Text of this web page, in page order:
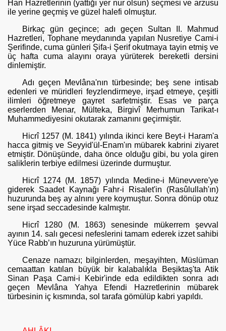
Han Hazretlerinin (yattığı yer nur olsun) seçmesi ve arzusu
ile yerine geçmiş ve güzel halefi olmuştur.
Birkaç gün geçince; adı geçen Sultan II. Mahmud
Hazretleri, Tophane meydanın­da yapılan Nusretiye Cami-i
Şerifinde, cuma günleri Şifa-i Şerif okutma­ya tayin etmiş ve
üç hafta cuma alayını oraya yürüterek bereketli der­sini
dinlemiştir.
Adı geçen Mevlâna'nın türbesinde; beş sene intisab
edenleri ve müridleri feyzlendirmeye, irşad etmeye, çeşitli
ilimleri öğretmeye gayret sarfetmiştir. Esas ve parça
eserlerden Menar, Mülteka, Birgivî Merhu­mun Tarikat-ı
Muhammediyesini okutarak zamanını geçirmiştir.
Hicrî 1257 (M. 1841) yılında ikinci kere Beyt-i Haram'a
hacca gitmiş ve Seyyid'ül-Enam'ın mübarek kabrini ziyaret
etmiştir. Dönüşünde, daha önce olduğu gibi, bu yola giren
saliklerin terbiye edilmesi üzerinde dur­muştur.
Hicrî 1274 (M. 1857) yılında Medine-i Münevvere'ye
giderek Saadet Kaynağı Fahr-i Risalet'in (Rasûlullah'ın)
huzurunda beş ay alnını yere koymuştur. Sonra dönüp otuz
sene irşad seccadesinde kalmıştır.
Hicrî 1280 (M. 1863) senesinde mükerrem şevval
ayının 14. salı ge­cesi nefeslerini tamam ederek izzet sahibi
Yüce Rabb’ın huzuruna yürü­müştür.
Cenaze namazı; bilginlerden, meşayihten, Müslüman
cemaattan ka­tılan büyük bir kalabalıkla Beşiktaş'ta Atik
Sinan Paşa Cami-i Kebir'inde eda edildikten sonra adı
geçen Mevlâna Yahya Efendi Hazretlerinin mübarek
türbesinin iç kısmında, sol tarafa gömülüp kabri yapıldı.